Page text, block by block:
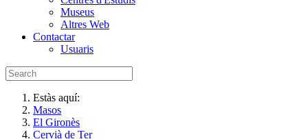
Museus
Altres Web
Contactar
Usuaris
Estàs aquí:
Masos
El Gironès
Cervià de Ter